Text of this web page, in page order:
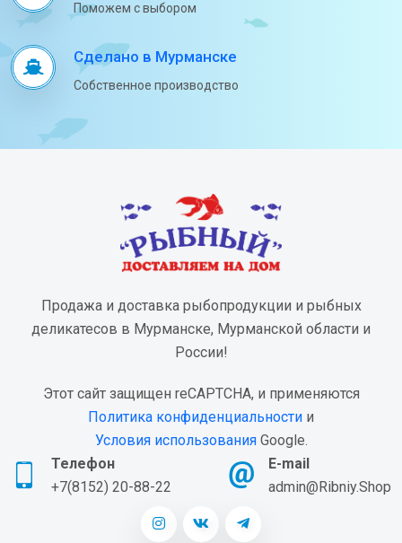
Поможем с выбором
Сделано в Мурманске
Собственное производство
Продажа и доставка рыбопродукции и рыбных
деликатесов в Мурманске, Мурманской области и
России!
Этот сайт защищен reCAPTCHA, и применяются
Политика конфиденциальности и
Условия использованияGoogle.
Телефон
+7(8152) 20-88-22
E-mail
admin@Ribniy.Shop